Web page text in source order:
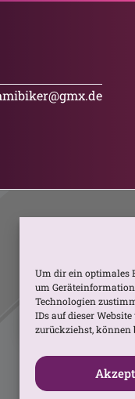
Um dir ein optimales
um
Technologien
IDs auf dieser
zurückziehst, können
Karte laden